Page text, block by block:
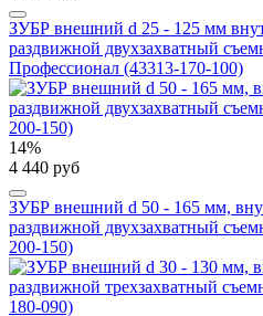
ЗУБР внешний d 25 - 125 мм
раздвижной двухзахватный
Профессионал (43313-170-100)
14%
4 440 руб
ЗУБР внешний d 50 - 165 мм,
раздвижной двухзахватный
200-150)